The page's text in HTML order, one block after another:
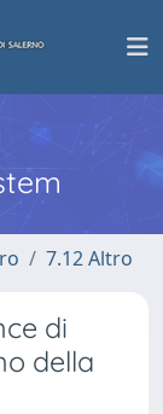
7.12 Altro
di
della